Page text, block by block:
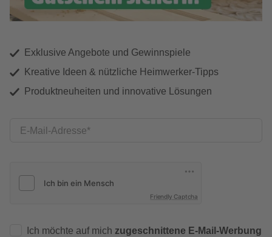
Exklusive Angebote und Gewinnspiele
Kreative Ideen & nützliche Heimwerker-Tipps
Produktneuheiten und innovative Lösungen
E-Mail-Adresse
Friendly Captcha
Ich möchte auf mich zugeschnittene E-Mail-Werbung